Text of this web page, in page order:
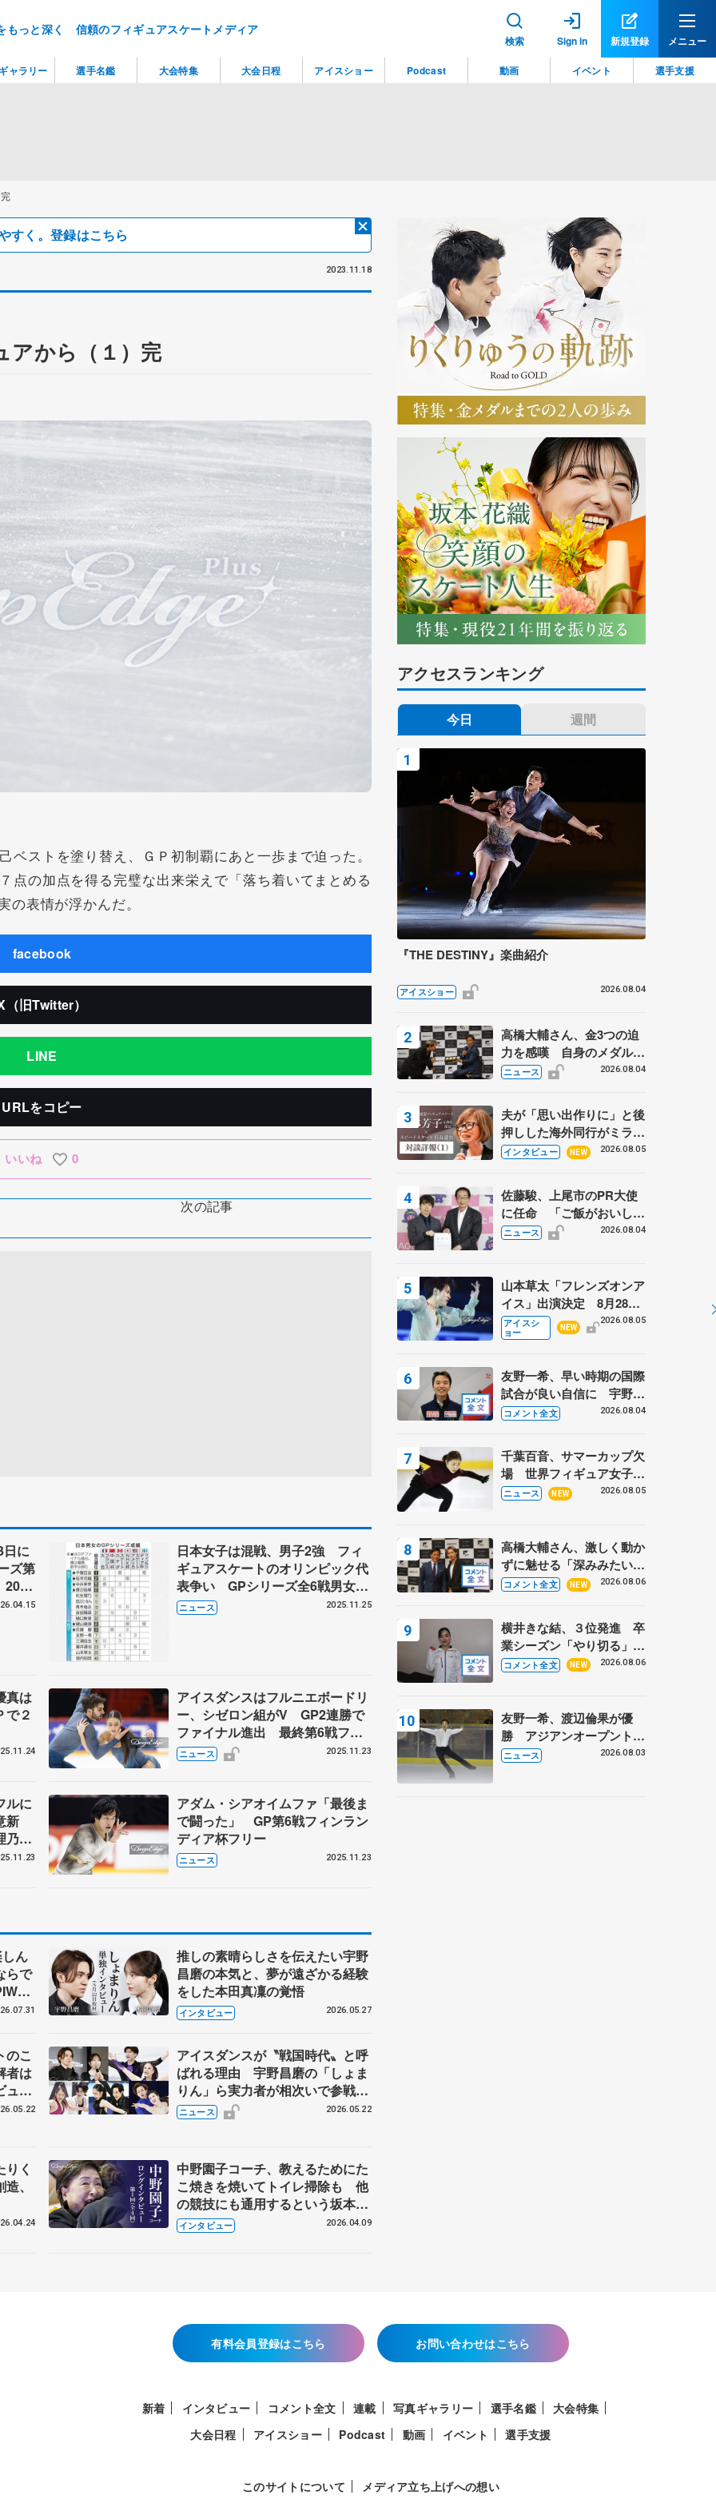
もっと深く 信頼のフィギュアスケートメディア
検索 Sign in 新規登録 メニュー
すく。登録はこちら
2023.11.18
から（１）完
ストを塗り替え、ＧＰ初制覇にあと一歩まで迫った。
点の加点を得る完璧な出来栄えで「落ち着いてまとめる
表情が浮かんだ。
facebook
（旧Twitter）
LINE
URLをコピー
いいね 0
次の記事
に
ズ第
ト連
日本女子は混戦、男子2強 フィ
ギュアスケートのオリンピック代
表争い GPシリーズ全6戦男女総
括
ニュース 2025.11.25
真は
２
アイスダンスはフルニエボードリ
ー、シゼロン組がV GP2連勝で
ファイナル進出 最終第6戦フィ
ンランディア杯
ニュース 2025.11.23
ルに
新
乃
アダム・シアオイムファ「最後ま
で闘った」 GP第6戦フィンラン
ディア杯フリー
ニュース 2025.11.23
ん
らで
前
推しの素晴らしさを伝えたい宇野
昌磨の本気と、夢が遠ざかる経験
をした本田真凜の覚悟
インタビュー 2026.05.27
のこ
者は
ュー
人、
アイスダンスが〝戦国時代〟と呼
ばれる理由 宇野昌磨の「しょま
りん」ら実力者が相次いで参戦
国内の競争激化
ニュース 2026.05.22
く
、
中野園子コーチ、教えるためにた
こ焼きを焼いてトイレ掃除も 他
の競技にも通用するという坂本花
織の筋肉
インタビュー 2026.04.09
アクセスランキング
今日 週間
『THE DESTINY』楽曲紹介
アイスショー 2026.08.04
高橋大輔さん、金3つの迫
力を感嘆 自身のメダルは
「どちらに？」 〝リス兄
野村忠宏さんと対談
ニュース 2026.08.04
夫が「思い出作りに」と後
押しした海外同行がミラノ
まで… 繁華街のリンクで
に 小林芳子さんが振り返
るスケート人生
インタビュー NEW 2026.08.05
佐藤駿、上尾市のPR大使
に任命 「ご飯がおいし
く、住みやすいのが魅力」
ニュース 2026.08.04
山本草太「フレンズオンア
イス」出演決定 8月28日
（金）2公演のみ 荒川静
香さんプロデュース、20
アイスシ
ョー
NEW
2026.08.05
友野一希、早い時期の国際
試合が良い自信に 宇野昌
磨の現役復帰に思っている
トロフィーフリー】
コメント全文 2026.08.04
千葉百音、サマーカップ欠
場 世界フィギュア女子2
位
ニュース NEW 2026.08.05
高橋大輔さん、激しく動か
ずに魅せる「深みみたいな
ものは出てきている？」
あい
コメント全文 NEW 2026.08.06
横井きな結、３位発進 卒
業シーズン「やり切る」
【みなとアクルス杯SP】
コメント全文 NEW 2026.08.06
友野一希、渡辺倫果が優
勝 アジアンオープントロ
フィー
ニュース 2026.08.03
有料会員登録はこちら お問い合わせはこちら
新着 インタビュー コメント全文 連載 写真ギャラリー 選手名鑑
大会特集
大会日程
アイスショー Podcast 動画 イベント 選手支援
このサイトについて メディア立ち上げへの想い
ャラリー 選手名鑑 大会特集 大会日程 アイスショー Podcast 動画 イベント 選手支援